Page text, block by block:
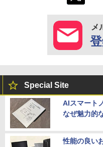
メ
Special Site
AIスマート
なぜ魅力的
性能の良い